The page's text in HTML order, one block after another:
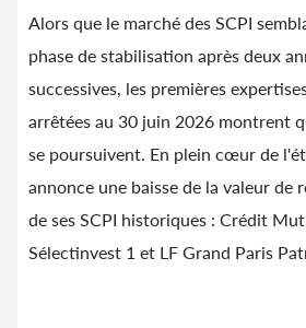
Alors que le marché des SCPI
phase de stabilisation après deux
successives, les premières
arrêtées au 30 juin 2026 montrent
se poursuivent. En plein cœur de
annonce une baisse de la valeur de
de ses SCPI historiques : Crédit
Sélectinvest 1 et LF Grand Paris